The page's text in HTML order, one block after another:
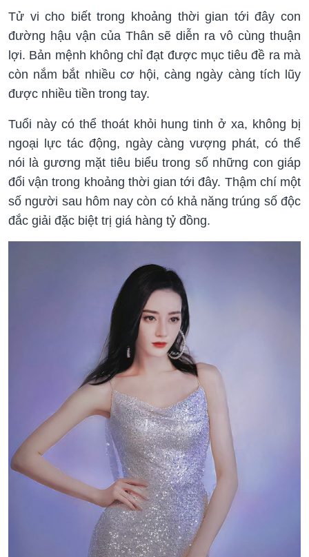
Tử vi cho biết trong khoảng thời gian tới đây con
đường hậu vận của Thân sẽ diễn ra vô cùng thuận
lợi. Bản mệnh không chỉ đạt được mục tiêu đề ra mà
còn nắm bắt nhiều cơ hội, càng ngày càng tích lũy
được nhiều tiền trong tay.
Tuổi này có thể thoát khỏi hung tinh ở xa, không bị
ngoại lực tác động, ngày càng vượng phát, có thể
nói là gương mặt tiêu biểu trong số những con giáp
đổi vận trong khoảng thời gian tới đây. Thậm chí một
số người sau hôm nay còn có khả năng trúng số độc
đắc giải đặc biệt trị giá hàng tỷ đồng.